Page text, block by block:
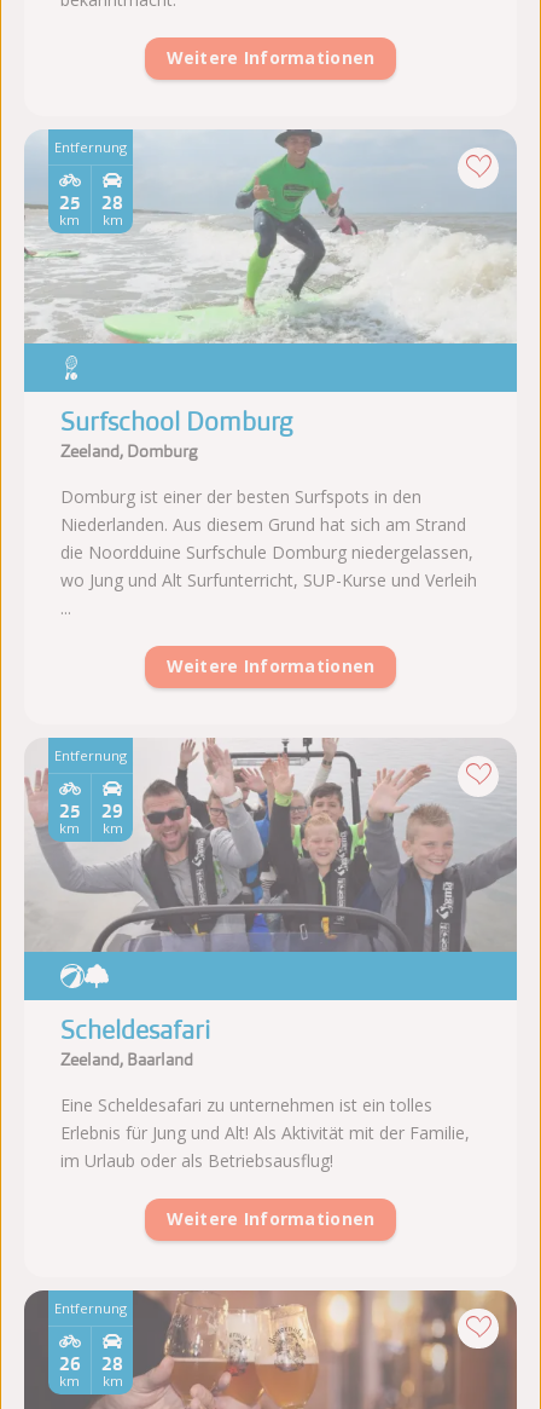
Entfernung
28
km
25
km
Surfschool Domburg
Zeeland, Domburg
Domburg ist einer der besten Surfspots in den
Niederlanden. Aus diesem Grund hat sich am Strand
die Noordduine Surfschule Domburg niedergelassen,
wo Jung und Alt Surfunterricht, SUP-Kurse und Verleih
...
Weitere Informationen
Entfernung
28
km
26
km
Weitere Informationen
Entfernung
29
km
25
km
Scheldesafari
Zeeland, Baarland
Eine Scheldesafari zu unternehmen ist ein tolles
Erlebnis für Jung und Alt! Als Aktivität mit der Familie,
im Urlaub oder als Betriebsausflug!
Weitere Informationen